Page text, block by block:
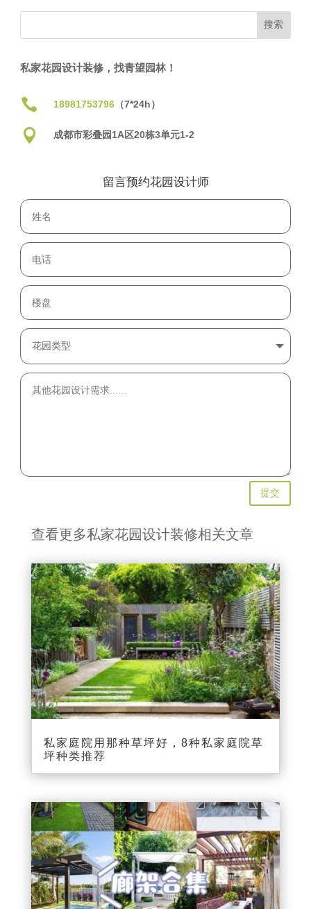
私家花园设计装修，找青望园林！
 18981753796（7*24h）
 成都市彩叠园1A区20栋3单元1-2
留言预约花园设计师
提交
查看更多私家花园设计装修相关文章
私家庭院用那种草坪好，8种私家庭院草
坪种类推荐